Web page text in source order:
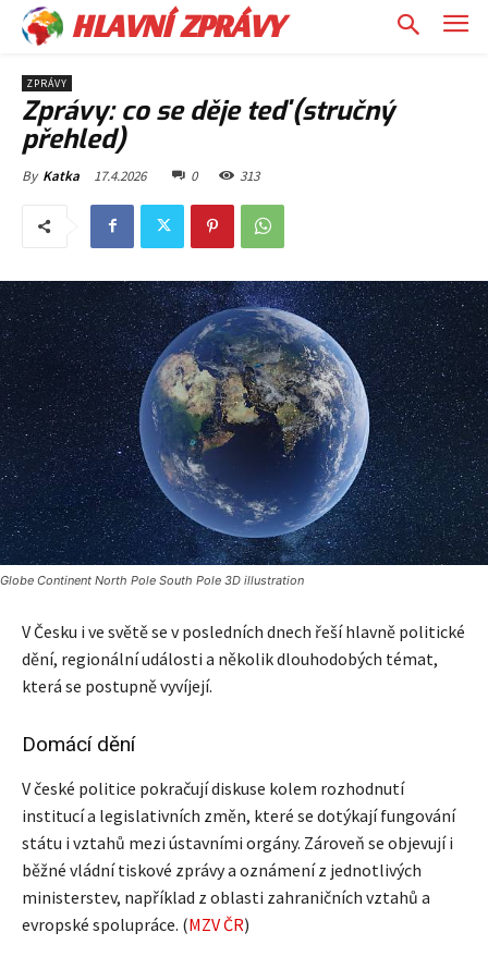
HLAVNÍ ZPRÁVY
ZPRÁVY
Zprávy: co se děje teď (stručný
přehled)
By Katka 17.4.2026 0 313
Globe Continent North Pole South Pole 3D illustration
V Česku i ve světě se v posledních dnech řeší hlavně politické
dění, regionální události a několik dlouhodobých témat,
která se postupně vyvíjejí.
Domácí dění
V české politice pokračují diskuse kolem rozhodnutí
institucí a legislativních změn, které se dotýkají fungování
státu i vztahů mezi ústavními orgány. Zároveň se objevují i
běžné vládní tiskové zprávy a oznámení z jednotlivých
ministerstev, například z oblasti zahraničních vztahů a
evropské spolupráce. (MZV ČR)